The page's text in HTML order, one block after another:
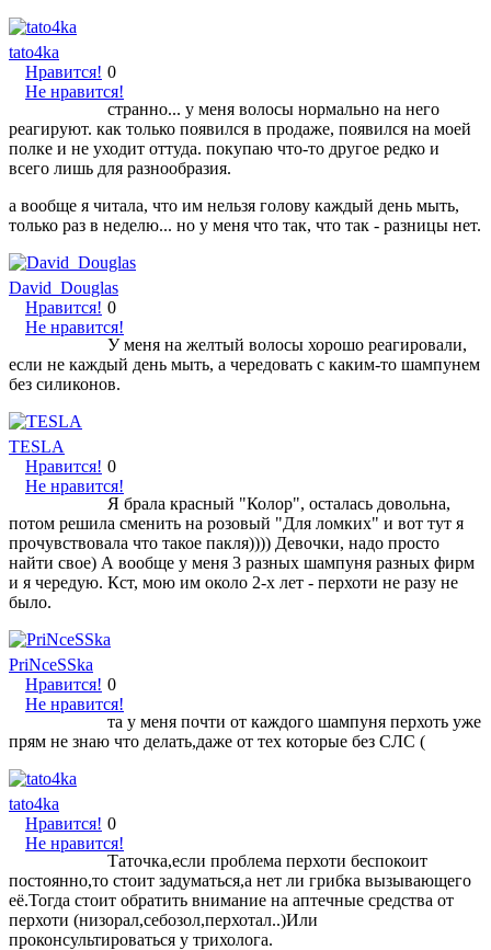
tato4ka
Нравится!
Не нравится!
0
странно... у меня волосы нормально на него
реагируют. как только появился в продаже, появился на моей
полке и не уходит оттуда. покупаю что-то другое редко и
всего лишь для разнообразия.
а вообще я читала, что им нельзя голову каждый день мыть,
только раз в неделю... но у меня что так, что так - разницы нет.
David_Douglas
Нравится!
Не нравится!
0
У меня на желтый волосы хорошо реагировали,
если не каждый день мыть, а чередовать с каким-то шампунем
без силиконов.
TESLA
Нравится!
Не нравится!
0
Я брала красный "Колор", осталась довольна,
потом решила сменить на розовый "Для ломких" и вот тут я
прочувствовала что такое пакля)))) Девочки, надо просто
найти свое) А вообще у меня 3 разных шампуня разных фирм
и я чередую. Кст, мою им около 2-х лет - перхоти не разу не
было.
PriNceSSka
Нравится!
Не нравится!
0
та у меня почти от каждого шампуня перхоть уже
прям не знаю что делать,даже от тех которые без СЛС (
tato4ka
Нравится!
Не нравится!
0
Таточка,если проблема перхоти беспокоит
постоянно,то стоит задуматься,а нет ли грибка вызывающего
её.Тогда стоит обратить внимание на аптечные средства от
перхоти (низорал,себозол,перхотал..)Или
проконсультироваться у трихолога.